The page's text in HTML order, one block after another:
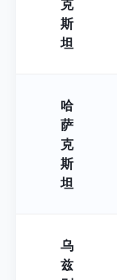
斯
坦
哈
萨
克
斯
坦
乌
兹